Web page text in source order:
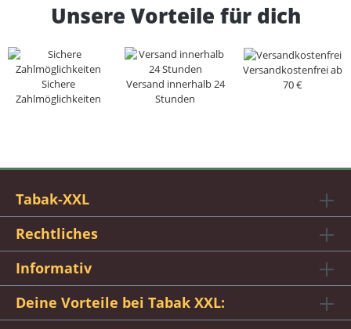
Unsere Vorteile für dich
Sichere
Zahlmöglichkeiten
Versand innerhalb 24
Stunden
Versandkostenfrei ab
70 €
Tabak-XXL
Rechtliches
Informativ
Deine Vorteile bei Tabak XXL: